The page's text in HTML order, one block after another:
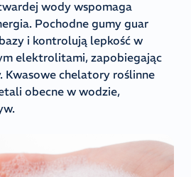
wody wspomaga
Pochodne gumy guar
i kontrolują lepkość w
elektrolitami, zapobiegając
Kwasowe chelatory roślinne
obecne w wodzie,